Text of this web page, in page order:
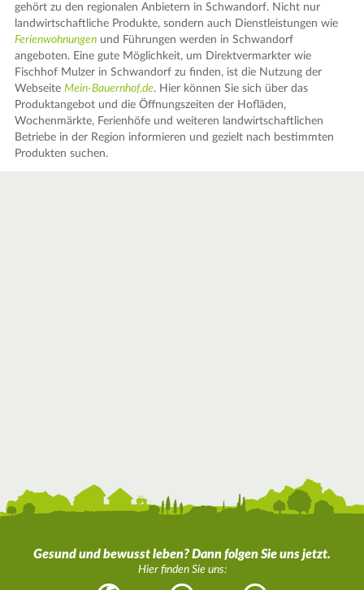
gehört zu den regionalen Anbietern in Schwandorf. Nicht nur
landwirtschaftliche Produkte, sondern auch Dienstleistungen wie
Ferienwohnungen und Führungen werden in Schwandorf
angeboten. Eine gute Möglichkeit, um Direktvermarkter wie
Fischhof Mulzer in Schwandorf zu finden, ist die Nutzung der
WebseiteMein-Bauernhof.de. Hier können Sie sich über das
Produktangebot und die Öffnungszeiten der Hofläden,
Wochenmärkte, Ferienhöfe und weiteren landwirtschaftlichen
Betriebe in der Region informieren und gezielt nach bestimmten
Produkten suchen.
Gesund und bewusst leben? Dann folgen Sie uns jetzt.
Hier finden Sie uns: